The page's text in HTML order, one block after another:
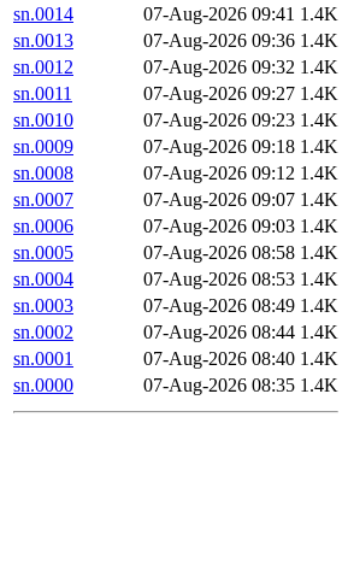
sn.0014
07-Aug-2026 09:41 1.4K
sn.0013
07-Aug-2026 09:36 1.4K
sn.0012
07-Aug-2026 09:32 1.4K
sn.0011
07-Aug-2026 09:27 1.4K
sn.0010
07-Aug-2026 09:23 1.4K
sn.0009
07-Aug-2026 09:18 1.4K
sn.0008
07-Aug-2026 09:12 1.4K
sn.0007
07-Aug-2026 09:07 1.4K
sn.0006
07-Aug-2026 09:03 1.4K
sn.0005
07-Aug-2026 08:58 1.4K
sn.0004
07-Aug-2026 08:53 1.4K
sn.0003
07-Aug-2026 08:49 1.4K
sn.0002
07-Aug-2026 08:44 1.4K
sn.0001
07-Aug-2026 08:40 1.4K
sn.0000
07-Aug-2026 08:35 1.4K